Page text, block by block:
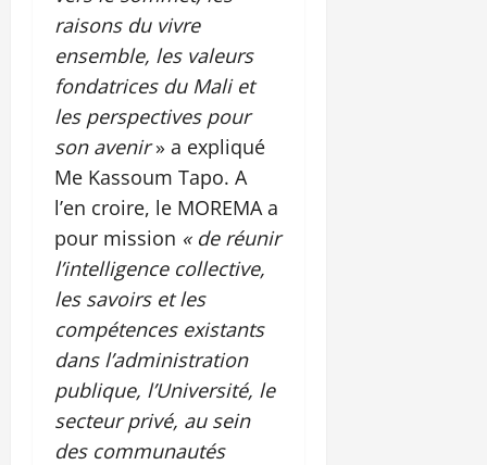
raisons du vivre
ensemble, les valeurs
fondatrices du Mali et
les perspectives pour
son avenir» a expliqué
Me Kassoum Tapo. A
l’en croire, le MOREMA a
pour mission « de réunir
l’intelligence collective,
les savoirs et les
compétences existants
dans l’administration
publique, l’Université, le
secteur privé, au sein
des communautés